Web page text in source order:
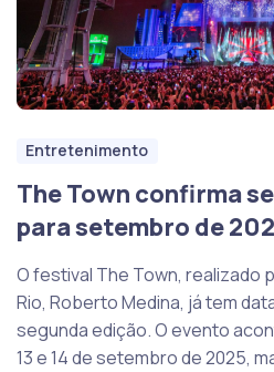
Entretenimento
The Town confirma
para setembro de
O festival The Town, realizado
Rio, Roberto Medina, já tem
segunda edição. O evento
13 e 14 de setembro de 2025,